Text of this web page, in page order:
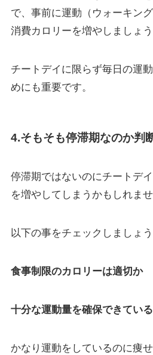
で、事前に運動（ウォーキン
消費カロリーを増やしましょう
チートデイに限らず毎日の運
めにも重要です。
4.そもそも停滞期なのか判
停滞期ではないのにチートデ
を増やしてしまうかもしれませ
以下の事をチェックしましょう
食事制限のカロリーは適切か
十分な運動量を確保できてい
かなり運動をしているのに痩